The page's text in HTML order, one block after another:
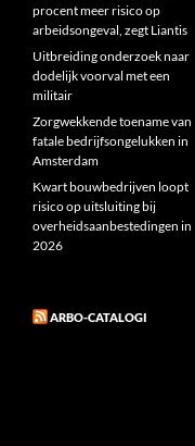
procent meer risico op
arbeidsongeval, zegt Liantis
Uitbreiding onderzoek naar
dodelijk voorval met een
militair
Zorgwekkende toename van
fatale bedrijfsongelukken in
Amsterdam
Kwart bouwbedrijven loopt
risico op uitsluiting bij
overheidsaanbestedingen in
2026
ARBO-CATALOGI